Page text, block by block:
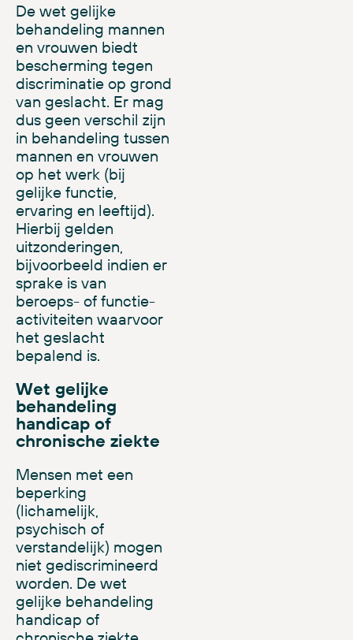
De wet gelijke
behandeling mannen
en vrouwen biedt
bescherming tegen
discriminatie op grond
van geslacht. Er mag
dus geen verschil zijn
in behandeling tussen
mannen en vrouwen
op het werk (bij
gelijke functie,
ervaring en leeftijd).
Hierbij gelden
uitzonderingen,
bijvoorbeeld indien er
sprake is van
beroeps- of functie-
activiteiten waarvoor
het geslacht
bepalend is.
Wet gelijke
behandeling
handicap of
chronische ziekte
Mensen met een
beperking
(lichamelijk,
psychisch of
verstandelijk) mogen
niet gediscrimineerd
worden. De wet
gelijke behandeling
handicap of